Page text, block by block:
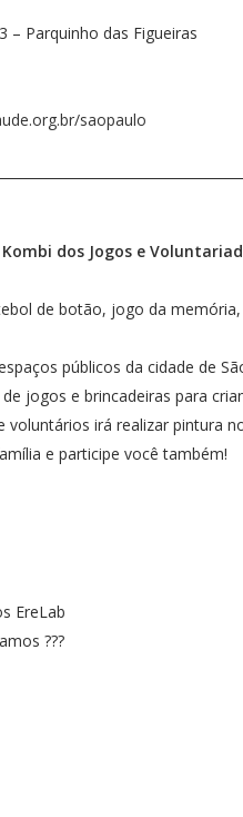
– Parquinho das Figueiras
saopaulo
Kombi dos Jogos e
de botão, jogo da
públicos da cidade de
jogos e brincadeiras para
voluntários irá realizar pintura
e participe você também!
EreLab
???